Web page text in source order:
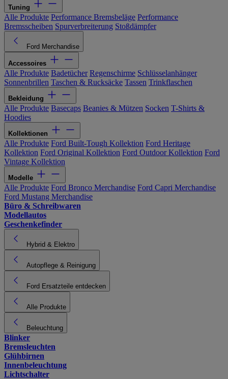
Tuning
Alle Produkte Performance Bremsbeläge Performance
Bremsscheiben Spurverbreiterung Stoßdämpfer
Ford Merchandise
Accessoires
Alle Produkte Badetücher Regenschirme Schlüsselanhänger
Sonnenbrillen Taschen & Rucksäcke Tassen Trinkflaschen
Bekleidung
Alle Produkte Basecaps Beanies & Mützen Socken T-Shirts &
Hoodies
Kollektionen
Alle Produkte Ford Built-Tough Kollektion Ford Heritage
Kollektion Ford Original Kollektion Ford Outdoor Kollektion Ford
Vintage Kollektion
Modelle
Alle Produkte Ford Bronco Merchandise Ford Capri Merchandise
Ford Mustang Merchandise
Büro & Schreibwaren
Modellautos
Geschenkefinder
Hybrid & Elektro
Autopflege & Reinigung
Ford Ersatzteile entdecken
Alle Produkte
Beleuchtung
Blinker
Bremsleuchten
Glühbirnen
Innenbeleuchtung
Lichtschalter